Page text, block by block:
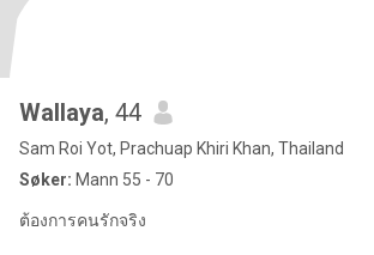
Wallaya, 44
Sam Roi Yot, Prachuap Khiri Khan, Thailand
Søker: Mann 55 - 70
ต้องการคนรักจริง